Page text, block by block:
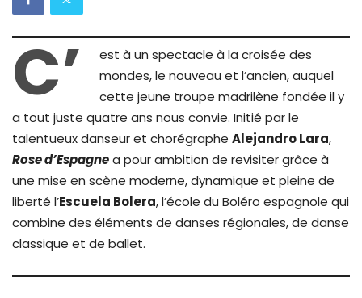
C’
est à un spectacle à la croisée des
mondes, le nouveau et l’ancien, auquel
cette jeune troupe madrilène fondée il y
a tout juste quatre ans nous convie. Initié par le
talentueux danseur et chorégraphe Alejandro Lara,
Rose d’Espagnea pour ambition de revisiter grâce à
une mise en scène moderne, dynamique et pleine de
liberté l’Escuela Bolera, l’école du Boléro espagnole qui
combine des éléments de danses régionales, de danse
classique et de ballet.